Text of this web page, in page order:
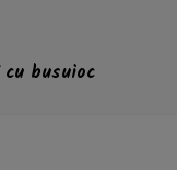
busuioc